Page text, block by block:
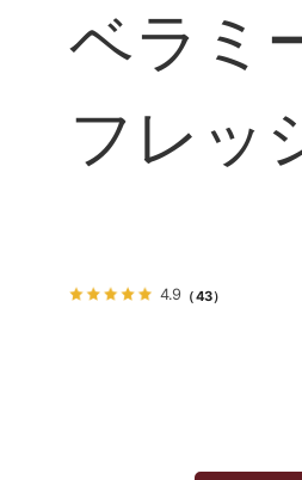
ベラミ
フレッ
4.9 （43）